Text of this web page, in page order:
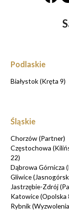
Podlaskie
Białystok (Kręta 9)
Śląskie
Chorzów (Partner)
Częstochowa
22)
Dąbrowa Górnicza
Gliwice
Jastrzębie-Zdrój
Katowice (Opolska
Rybnik